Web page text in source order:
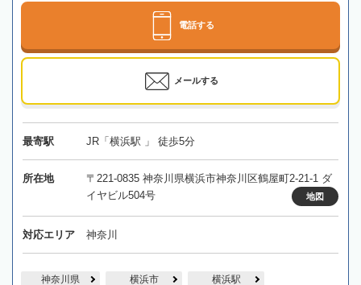
電話する
メールする
最寄駅 JR「横浜駅 」 徒歩5分
所在地
〒221-0835 神奈川県横浜市神奈川区鶴屋町2-21-1 ダ
イヤビル504号
地図
対応エリア 神奈川
神奈川県 横浜市 横浜駅